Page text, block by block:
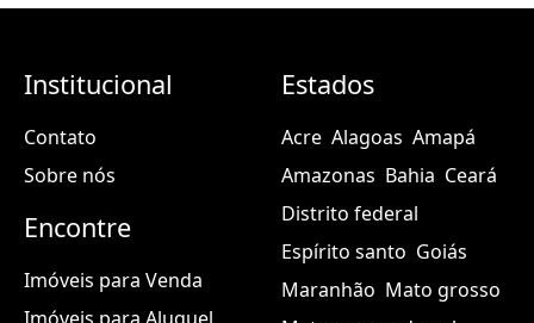
Institucional
Contato
Sobre nós
Encontre
Imóveis para Venda
Estados
Acre Alagoas Amapá
Amazonas Bahia Ceará
Distrito federal
Espírito santo Goiás
Maranhão Mato grosso